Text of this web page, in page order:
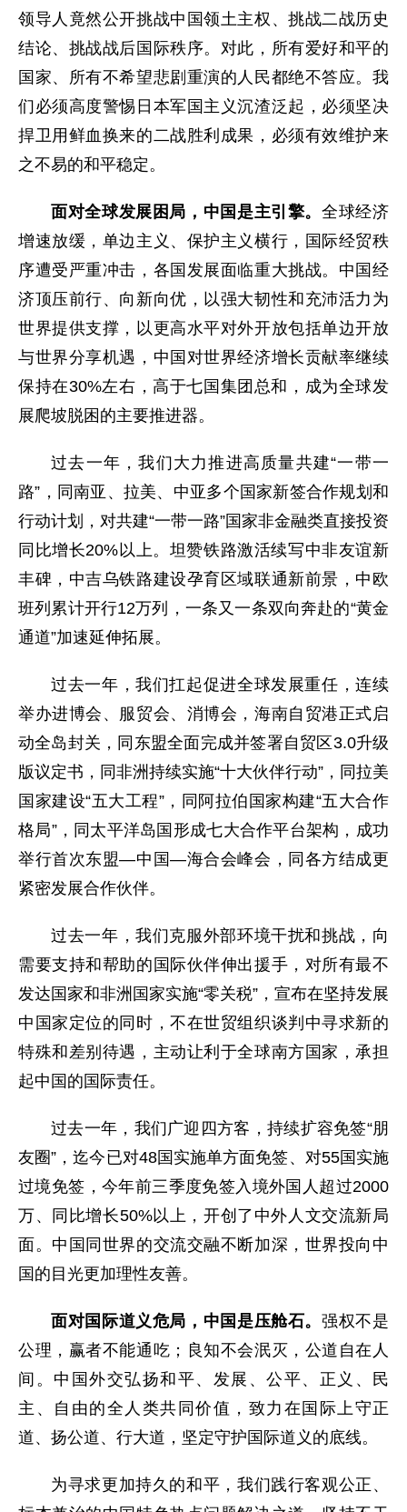
领导人竟然公开挑战中国领土主权、挑战二战历史
结论、挑战战后国际秩序。对此，所有爱好和平的
国家、所有不希望悲剧重演的人民都绝不答应。我
们必须高度警惕日本军国主义沉渣泛起，必须坚决
捍卫用鲜血换来的二战胜利成果，必须有效维护来
之不易的和平稳定。
面对全球发展困局，中国是主引擎。全球经济
增速放缓，单边主义、保护主义横行，国际经贸秩
序遭受严重冲击，各国发展面临重大挑战。中国经
济顶压前行、向新向优，以强大韧性和充沛活力为
世界提供支撑，以更高水平对外开放包括单边开放
与世界分享机遇，中国对世界经济增长贡献率继续
保持在30%左右，高于七国集团总和，成为全球发
展爬坡脱困的主要推进器。
过去一年，我们大力推进高质量共建“一带一
路”，同南亚、拉美、中亚多个国家新签合作规划和
行动计划，对共建“一带一路”国家非金融类直接投资
同比增长20%以上。坦赞铁路激活续写中非友谊新
丰碑，中吉乌铁路建设孕育区域联通新前景，中欧
班列累计开行12万列，一条又一条双向奔赴的“黄金
通道”加速延伸拓展。
过去一年，我们扛起促进全球发展重任，连续
举办进博会、服贸会、消博会，海南自贸港正式启
动全岛封关，同东盟全面完成并签署自贸区3.0升级
版议定书，同非洲持续实施“十大伙伴行动”，同拉美
国家建设“五大工程”，同阿拉伯国家构建“五大合作
格局”，同太平洋岛国形成七大合作平台架构，成功
举行首次东盟—中国—海合会峰会，同各方结成更
紧密发展合作伙伴。
过去一年，我们克服外部环境干扰和挑战，向
需要支持和帮助的国际伙伴伸出援手，对所有最不
发达国家和非洲国家实施“零关税”，宣布在坚持发展
中国家定位的同时，不在世贸组织谈判中寻求新的
特殊和差别待遇，主动让利于全球南方国家，承担
起中国的国际责任。
过去一年，我们广迎四方客，持续扩容免签“朋
友圈”，迄今已对48国实施单方面免签、对55国实施
过境免签，今年前三季度免签入境外国人超过2000
万、同比增长50%以上，开创了中外人文交流新局
面。中国同世界的交流交融不断加深，世界投向中
国的目光更加理性友善。
面对国际道义危局，中国是压舱石。强权不是
公理，赢者不能通吃；良知不会泯灭，公道自在人
间。中国外交弘扬和平、发展、公平、正义、民
主、自由的全人类共同价值，致力在国际上守正
道、扬公道、行大道，坚定守护国际道义的底线。
为寻求更加持久的和平，我们践行客观公正、